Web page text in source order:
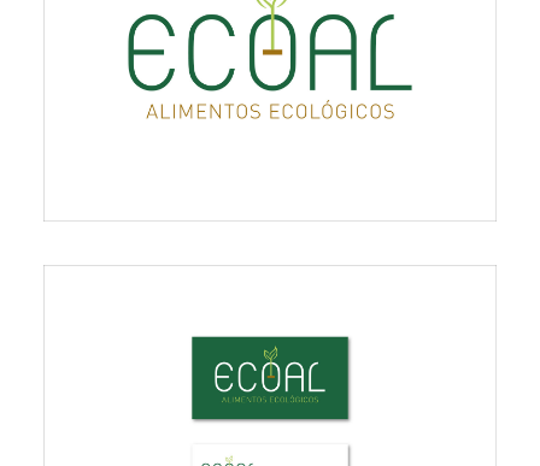
CONTACTO
BUSCAR